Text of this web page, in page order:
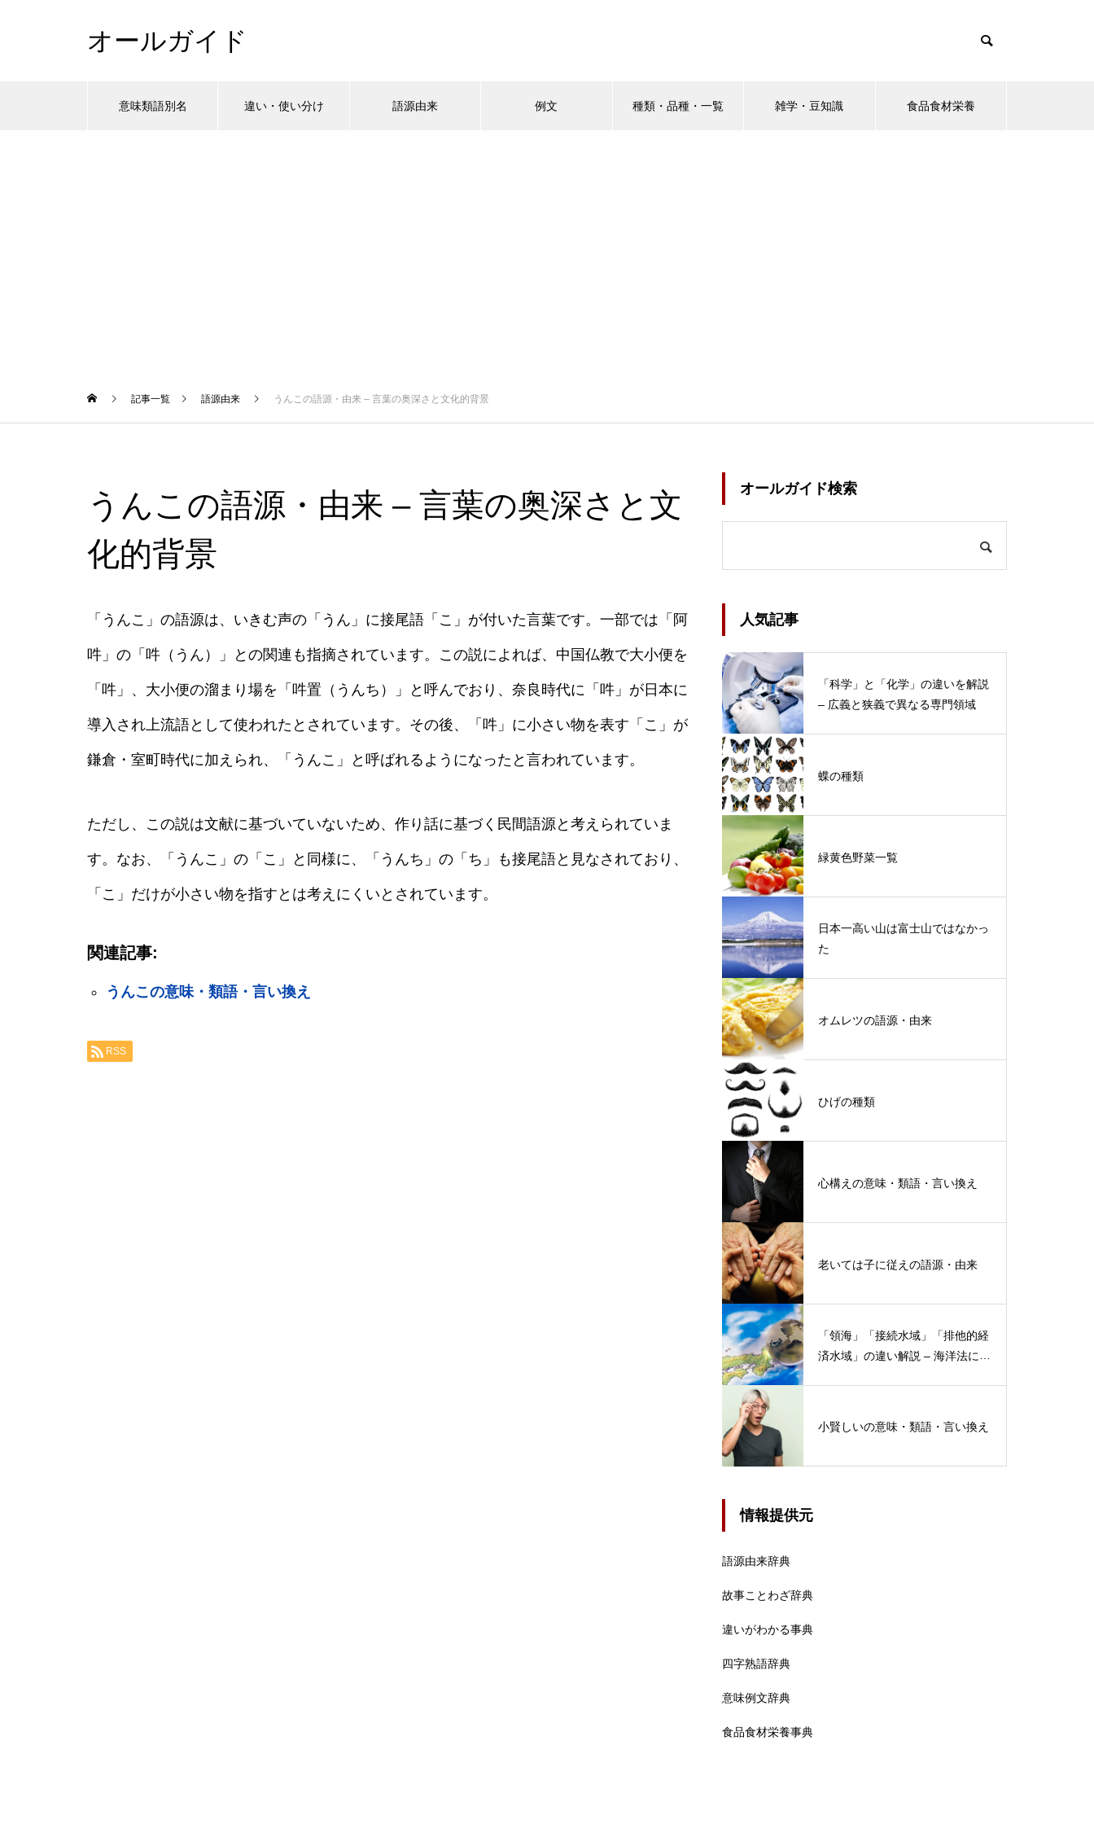
オールガイド
意味類語別名 違い・使い分け 語源由来 例文 種類・品種・一覧 雑学・豆知識 食品食材栄養
記事一覧 語源由来 うんこの語源・由来 – 言葉の奥深さと文化的背景
うんこの語源・由来 – 言葉の奥深さと文
化的背景
「うんこ」の語源は、いきむ声の「うん」に接尾語「こ」が付いた言葉です。一部では「阿
吽」の「吽（うん）」との関連も指摘されています。この説によれば、中国仏教で大小便を
「吽」、大小便の溜まり場を「吽置（うんち）」と呼んでおり、奈良時代に「吽」が日本に
導入され上流語として使われたとされています。その後、「吽」に小さい物を表す「こ」が
鎌倉・室町時代に加えられ、「うんこ」と呼ばれるようになったと言われています。
ただし、この説は文献に基づいていないため、作り話に基づく民間語源と考えられていま
す。なお、「うんこ」の「こ」と同様に、「うんち」の「ち」も接尾語と見なされており、
「こ」だけが小さい物を指すとは考えにくいとされています。
関連記事:
うんこの意味・類語・言い換え
RSS
オールガイド検索
人気記事
「科学」と「化学」の違いを解説
– 広義と狭義で異なる専門領域
蝶の種類
緑黄色野菜一覧
日本一高い山は富士山ではなかっ
た
オムレツの語源・由来
ひげの種類
心構えの意味・類語・言い換え
老いては子に従えの語源・由来
「領海」「接続水域」「排他的経
済水域」の違い解説 – 海洋法にお
小賢しいの意味・類語・言い換え
情報提供元
語源由来辞典
故事ことわざ辞典
違いがわかる事典
四字熟語辞典
意味例文辞典
食品食材栄養事典